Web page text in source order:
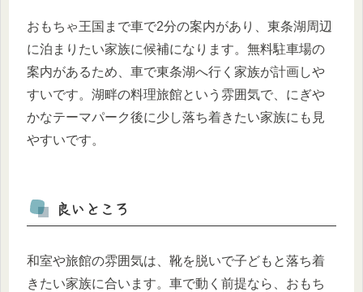
おもちゃ王国まで車で2分の案内があり、東条湖周辺
に泊まりたい家族に候補になります。無料駐車場の
案内があるため、車で東条湖へ行く家族が計画しや
すいです。湖畔の料理旅館という雰囲気で、にぎや
かなテーマパーク後に少し落ち着きたい家族にも見
やすいです。
良いところ
和室や旅館の雰囲気は、靴を脱いで子どもと落ち着
きたい家族に合います。車で動く前提なら、おもち